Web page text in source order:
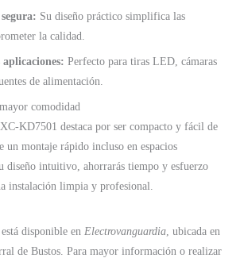
Su diseño práctico simplifica las
la calidad.
Perfecto para tiras LED, cámaras
de alimentación.
comodidad
KD7501 destaca por ser compacto y fácil de
un montaje rápido incluso en espacios
diseño intuitivo, ahorrarás tiempo y esfuerzo
instalación limpia y profesional.
disponible en Electrovanguardia , ubicada en
de Bustos. Para mayor información o realizar